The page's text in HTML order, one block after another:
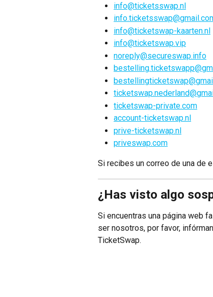
info@ticketsswap.nl
info@ticketswap-kaarten.nl
info@ticketswap.vip
noreply@secureswap.info
ticketswap-private.com
account-ticketswap.nl
prive-ticketswap.nl
priveswap.com
Si recibes un correo de una de
¿Has visto algo
Si encuentras una página web
ser nosotros, por favor,
TicketSwap.